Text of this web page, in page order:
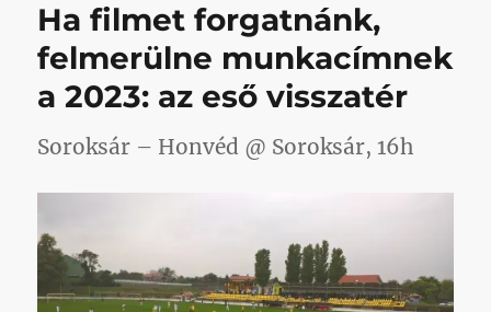
Ha filmet forgatnánk,
felmerülne munkacímnek
a 2023: az eső visszatér
Soroksár – Honvéd @ Soroksár, 16h